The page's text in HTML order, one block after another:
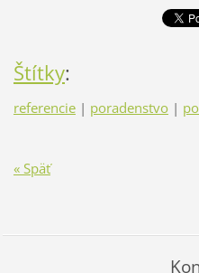
Štítky:
referencie | poradenstvo |
« Späť